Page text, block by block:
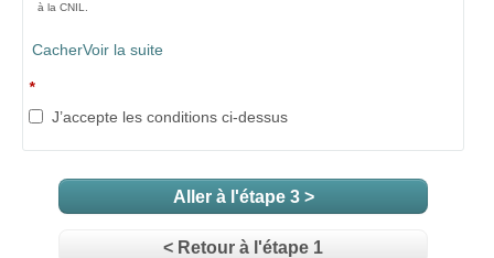
à la CNIL.
CacherVoir la suite
*
J’accepte les conditions ci-dessus
Aller à l'étape 3 >
< Retour à l'étape 1